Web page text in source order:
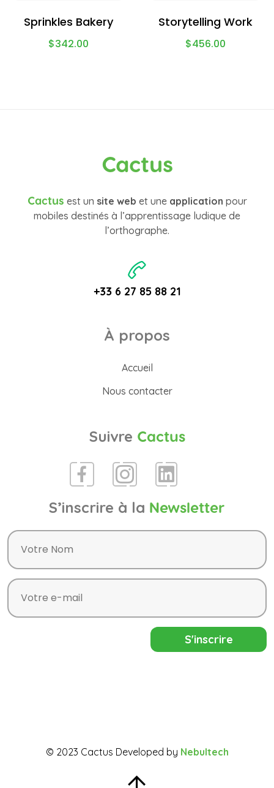
Sprinkles Bakery
$342.00
Storytelling Work
$456.00
Cactus
Cactus est un site web et une application pour
mobiles destinés à l’apprentissage ludique de
l’orthographe.
+33 6 27 85 88 21
À propos
Accueil
Nous contacter
Suivre Cactus
S’inscrire à la Newsletter
© 2023 Cactus Developed by Nebultech